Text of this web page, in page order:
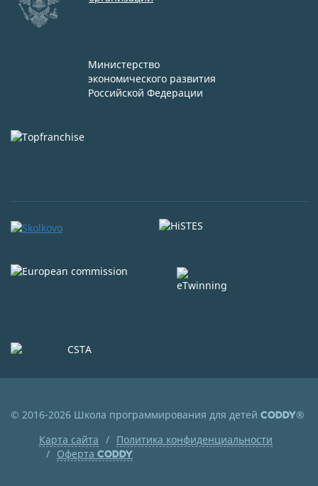
Министерство
экономического развития
Российской Федерации
© 2016-2026 Школа программирования для детей CODDY®
Карта сайта
Политика конфиденциальности
Оферта CODDY